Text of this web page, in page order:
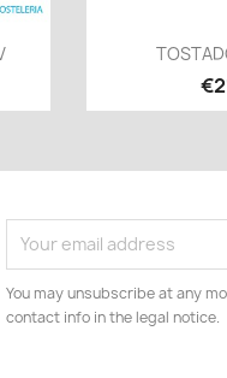

You may unsubscribe at any
contact info in the legal notice.